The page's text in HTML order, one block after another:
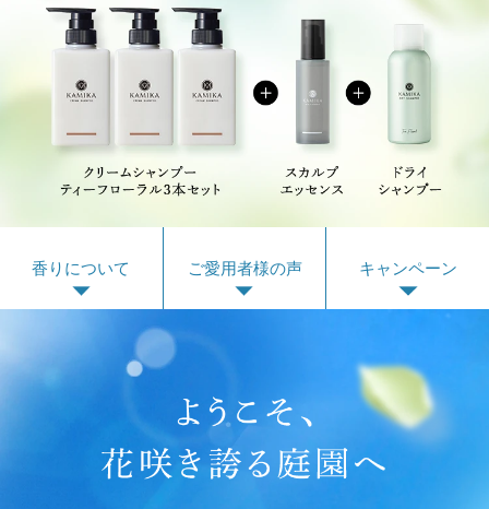
香りについて ご愛用者様の声 キャンペーン